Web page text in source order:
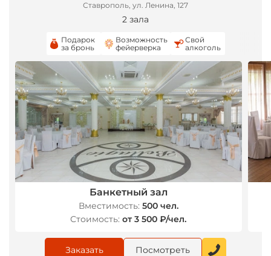
Ставрополь, ул. Ленина, 127
2 зала
Подарок
за бронь
Возможность
фейерверка
Свой
алкоголь
Банкетный зал
Вместимость: 500 чел.
Стоимость: от 3 500 ₽/чел.
Заказать Посмотреть